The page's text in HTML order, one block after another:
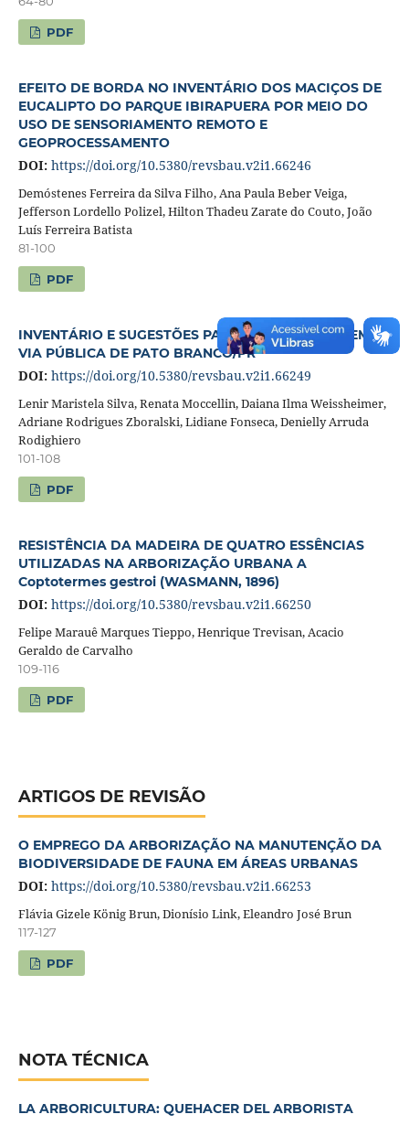
PDF
EFEITO DE BORDA NO INVENTÁRIO DOS MACIÇOS DE
EUCALIPTO DO PARQUE IBIRAPUERA POR MEIO DO
USO DE SENSORIAMENTO REMOTO E
GEOPROCESSAMENTO
DOI: https://doi.org/10.5380/revsbau.v2i1.66246
Demóstenes Ferreira da Silva Filho, Ana Paula Beber Veiga,
Jefferson Lordello Polizel, Hilton Thadeu Zarate do Couto, João
Luís Ferreira Batista
81-100
PDF
INVENTÁRIO E SUGESTÕES PARA ARBORIZAÇÃO EM
VIA PÚBLICA DE PATO BRANCO/PR
DOI: https://doi.org/10.5380/revsbau.v2i1.66249
Lenir Maristela Silva, Renata Moccellin, Daiana Ilma Weissheimer,
Adriane Rodrigues Zboralski, Lidiane Fonseca, Denielly Arruda
Rodighiero
101-108
PDF
RESISTÊNCIA DA MADEIRA DE QUATRO ESSÊNCIAS
UTILIZADAS NA ARBORIZAÇÃO URBANA A
Coptotermes gestroi (WASMANN, 1896)
DOI: https://doi.org/10.5380/revsbau.v2i1.66250
Felipe Marauê Marques Tieppo, Henrique Trevisan, Acacio
Geraldo de Carvalho
109-116
PDF
ARTIGOS DE REVISÃO
O EMPREGO DA ARBORIZAÇÃO NA MANUTENÇÃO DA
BIODIVERSIDADE DE FAUNA EM ÁREAS URBANAS
DOI: https://doi.org/10.5380/revsbau.v2i1.66253
Flávia Gizele König Brun, Dionísio Link, Eleandro José Brun
117-127
PDF
NOTA TÉCNICA
LA ARBORICULTURA: QUEHACER DEL ARBORISTA